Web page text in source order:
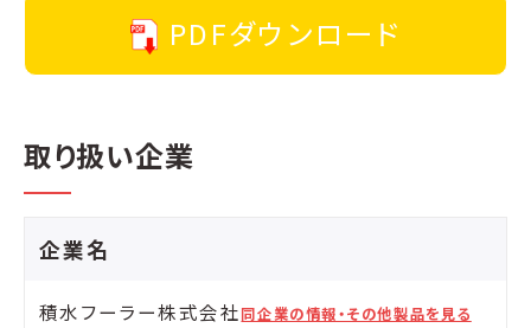
PDFダウンロード
取り扱い企業
企業名
積水フーラー株式会社同企業の情報・その他製品を見る